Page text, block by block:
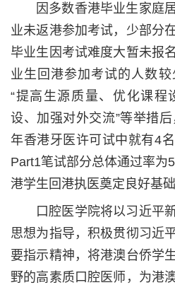
因多数香港毕业生家庭
业未返港参加考试，少部分
毕业生因考试难度大暂未报
业生回港参加考试的人数
“提高生源质量、优化课程
设、加强对外交流”等举措
年香港牙医许可试中就有4
Part1笔试部分总体通过率为
港学生回港执医奠定良好基础
口腔医学院将以习近平
思想为指导，积极贯彻习近
要指示精神，将港澳台侨学
野的高素质口腔医师，为港